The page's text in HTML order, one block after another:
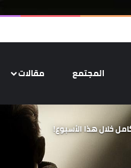
المجتمع مقالات